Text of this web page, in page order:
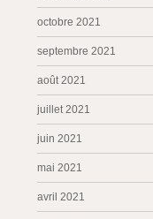
octobre 2021
septembre 2021
août 2021
juillet 2021
juin 2021
mai 2021
avril 2021